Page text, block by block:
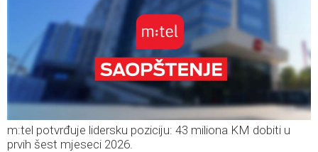
m:tel potvrđuje lidersku poziciju: 43 miliona KM dobiti u
prvih šest mjeseci 2026.